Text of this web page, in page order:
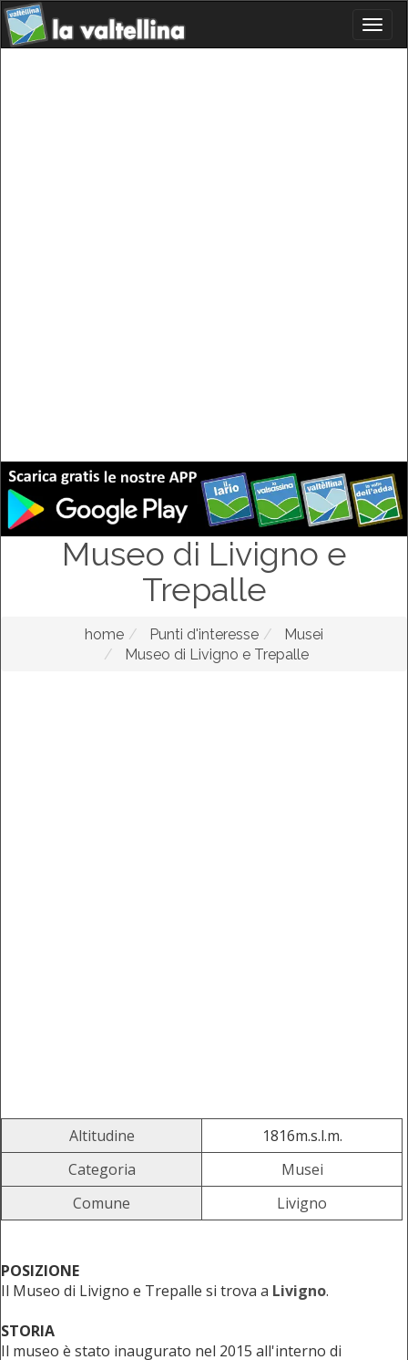
Museo di Livigno e
Trepalle
home Punti d'interesse
Musei
Museo di Livigno e Trepalle
Altitudine
1816m.s.l.m.
Categoria
Musei
Comune
Livigno
POSIZIONE
Il Museo di Livigno e Trepalle si trova a Livigno.
STORIA
Il museo è stato inaugurato nel 2015 all'interno di